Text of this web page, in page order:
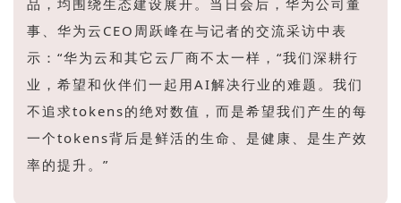
事、华为云CEO周跃峰在与记者的交流采访中表
示：“华为云和其它云厂商不太一样，“我们深耕行
业，希望和伙伴们一起用AI解决行业的难题。我们
不追求tokens的绝对数值，而是希望我们产生的每
一个tokens背后是鲜活的生命、是健康、是生产效
率的提升。”